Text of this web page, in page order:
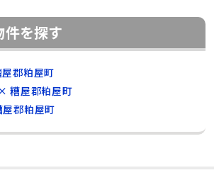
件を探す
郡粕屋町
糟屋郡粕屋町
屋郡粕屋町